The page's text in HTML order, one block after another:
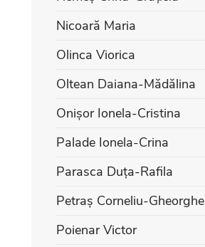
Nicoară Maria
Olinca Viorica
Oltean Daiana-Mădălina
Onișor Ionela-Cristina
Palade Ionela-Crina
Parasca Duța-Rafila
Petraș Corneliu-Gheorghe
Poienar Victor